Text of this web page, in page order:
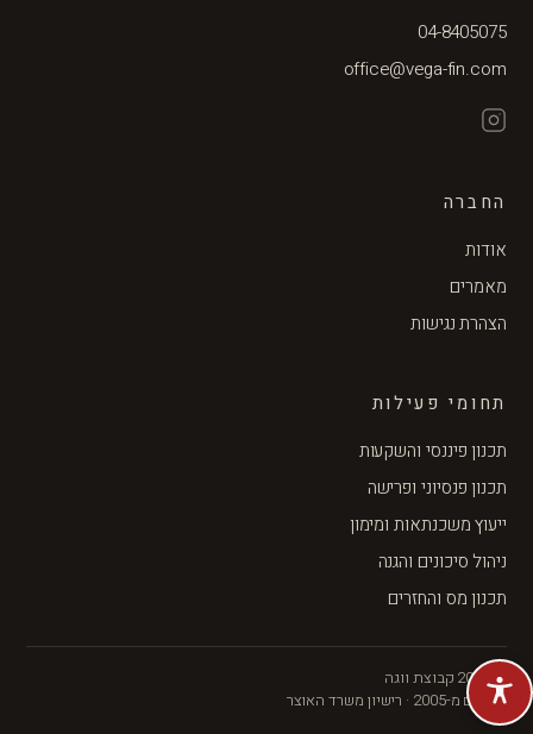
04-8405075
office@vega-fin.com
החברה
אודות
מאמרים
הצהרת נגישות
תחומי פעילות
תכנון פיננסי והשקעות
תכנון פנסיוני ופרישה
ייעוץ משכנתאות ומימון
ניהול סיכונים והגנה
תכנון מס והחזרים
© 2026 קבוצת ווגה
פועלים מ-2005 · רישיון משרד האוצר